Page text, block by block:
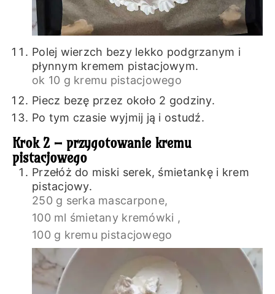
Polej wierzch bezy lekko podgrzanym i
płynnym kremem pistacjowym.
ok 10 g kremu pistacjowego
Piecz bezę przez około 2 godziny.
Po tym czasie wyjmij ją i ostudź.
Krok 2 – przygotowanie kremu
pistacjowego
Przełóż do miski serek, śmietankę i krem
pistacjowy.
250 g serka mascarpone,
100 ml śmietany kremówki ,
100 g kremu pistacjowego